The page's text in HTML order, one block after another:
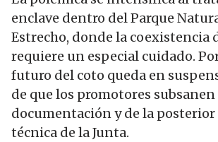
enclave dentro del Parque
Estrecho, donde la coexistencia
requiere un especial cuidado.
futuro del coto queda en
de que los promotores subsanen
documentación y de la
técnica de la Junta.